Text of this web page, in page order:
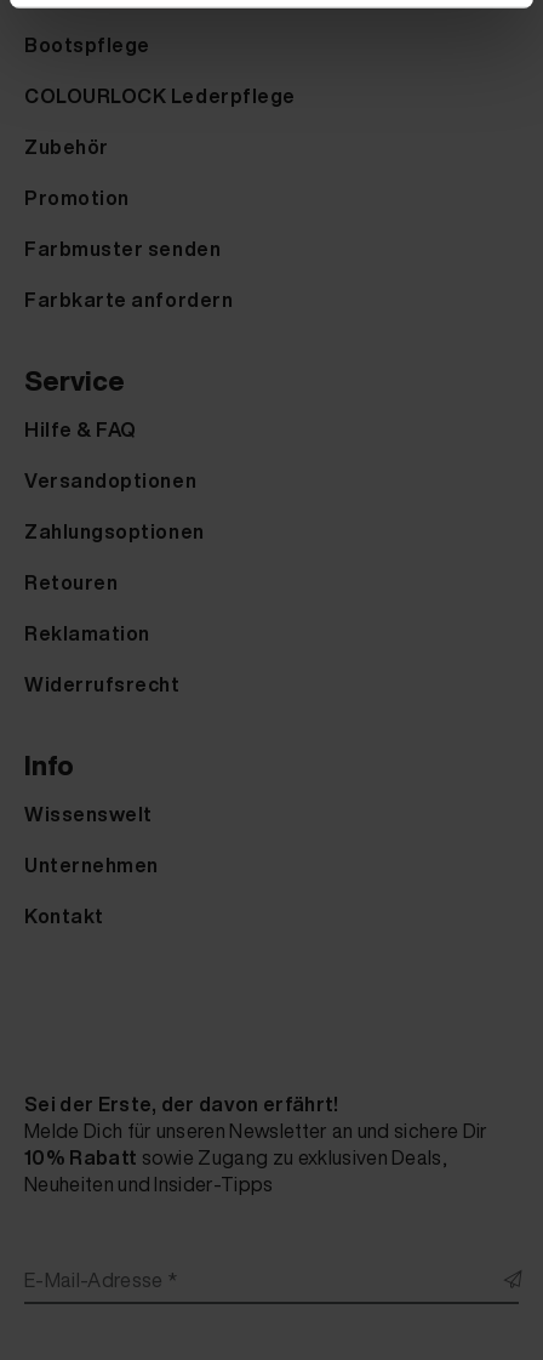
Bootspflege
COLOURLOCK Lederpflege
Zubehör
Promotion
Farbmuster senden
Farbkarte anfordern
Service
Hilfe & FAQ
Versandoptionen
Zahlungsoptionen
Retouren
Reklamation
Widerrufsrecht
Info
Wissenswelt
Unternehmen
Kontakt
Sei der Erste, der davon erfährt!
Melde Dich für unseren Newsletter an und sichere Dir
10% Rabatt sowie Zugang zu exklusiven Deals,
Neuheiten und Insider-Tipps
E-Mail-Adresse *